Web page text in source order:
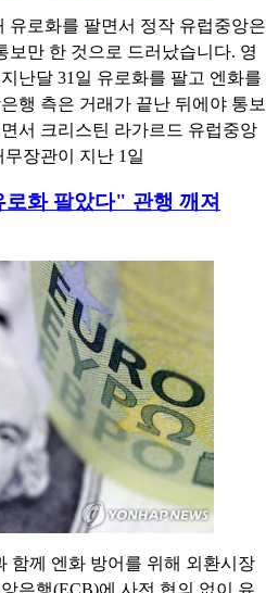
유로화를 팔면서 정작 유럽중앙은
보만 한 것으로 드러났습니다. 영
난달 31일 유로화를 팔고 엔화를
행 측은 거래가 끝난 뒤에야 통보
서 크리스틴 라가르드 유럽중앙
장관이 지난 1일
화 팔았다" 관행 깨져
함께 엔화 방어를 위해 외환시장
은행(ECB)에 사전 협의 없이 유